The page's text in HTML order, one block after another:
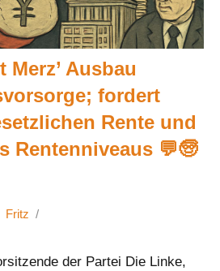
Ausbau
fordert
Rente und
Rentenniveaus 💬🧓
Fritz
der Partei Die Linke,